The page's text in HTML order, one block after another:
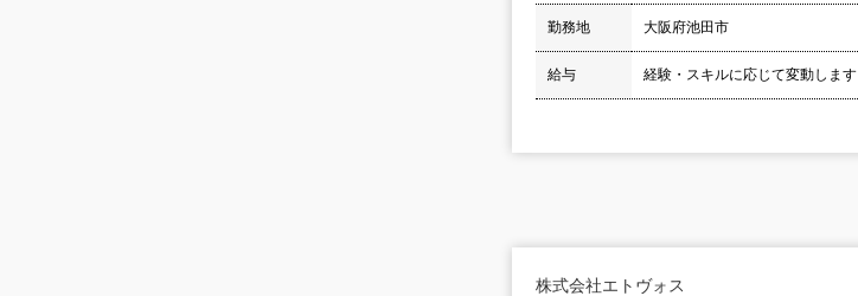
勤務地 大阪府池田市
給与 経験・スキルに応じて変動します
株式会社エトヴォス